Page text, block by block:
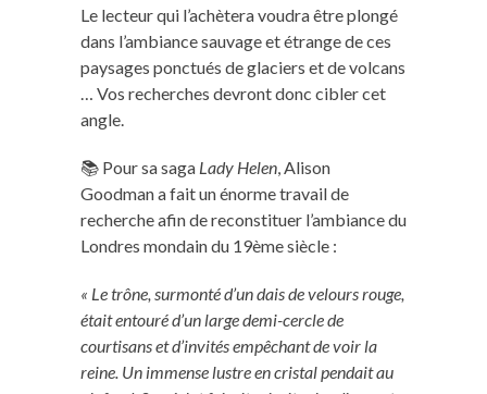
Le lecteur qui l’achètera voudra être plongé
dans l’ambiance sauvage et étrange de ces
paysages ponctués de glaciers et de volcans
… Vos recherches devront donc cibler cet
angle.
📚 Pour sa saga Lady Helen , Alison
Goodman a fait un énorme travail de
recherche afin de reconstituer l’ambiance du
Londres mondain du 19ème siècle :
« Le trône, surmonté d’un dais de velours rouge,
était entouré d’un large demi-cercle de
courtisans et d’invités empêchant de voir la
reine. Un immense lustre en cristal pendait au